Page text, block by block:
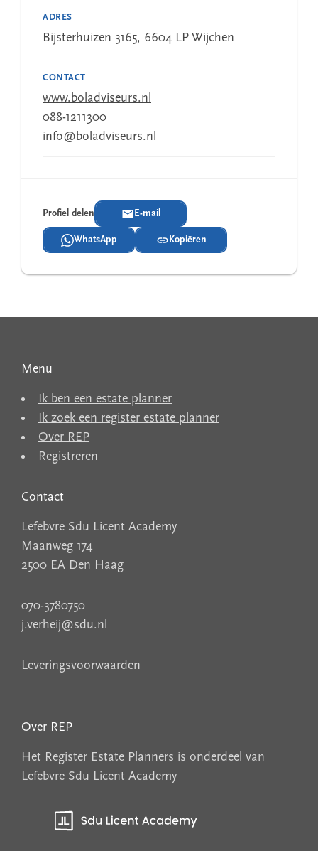
ADRES
Bijsterhuizen 3165, 6604 LP Wijchen
CONTACT
www.boladviseurs.nl
088-1211300
info@boladviseurs.nl
Profiel delen E-mail
WhatsApp Kopiëren
Menu
Ik ben een estate planner
Ik zoek een register estate planner
Over REP
Registreren
Contact
Lefebvre Sdu Licent Academy
Maanweg 174
2500 EA Den Haag
070-3780750
j.verheij@sdu.nl
Leveringsvoorwaarden
Over REP
Het Register Estate Planners is onderdeel van
Lefebvre Sdu Licent Academy